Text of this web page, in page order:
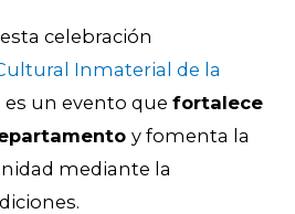
celebración
Inmaterial de la
es un evento que fortalece
y fomenta la
mediante la